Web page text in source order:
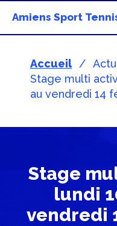
Amiens Sport
Accueil
Stage multi
au vendredi 14
Stage
lundi
vendredi